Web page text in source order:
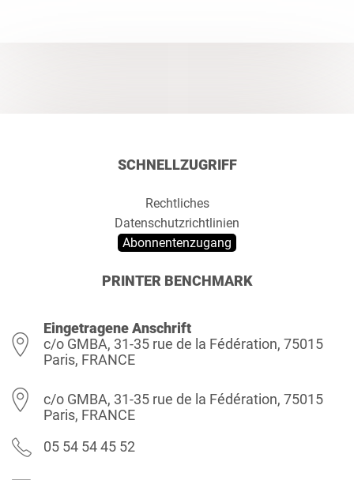
SCHNELLZUGRIFF
Rechtliches
Datenschutzrichtlinien
Abonnentenzugang
PRINTER BENCHMARK
Eingetragene Anschrift
c/o GMBA, 31-35 rue de la Fédération, 75015
Paris, FRANCE
c/o GMBA, 31-35 rue de la Fédération, 75015
Paris, FRANCE
05 54 54 45 52